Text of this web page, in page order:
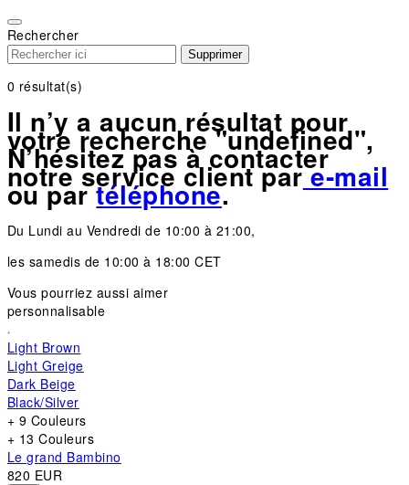
note:
This
website
includes
accessibility
system.
Rechercher
Supprimer
0 résultat(s)
Il n’y a aucun résultat pour
votre recherche "undefined",
N’hésitez pas à contacter
notre service client pare-mail
ou partéléphone.
Du Lundi au Vendredi de 10:00 à 21:00,
les samedis de 10:00 à 18:00 CET
Vous pourriez aussi aimer
personnalisable
Light Brown
Light Greige
Dark Beige
Black/Silver
+ 9 Couleurs
+ 13 Couleurs
Le grand Bambino
820 EUR